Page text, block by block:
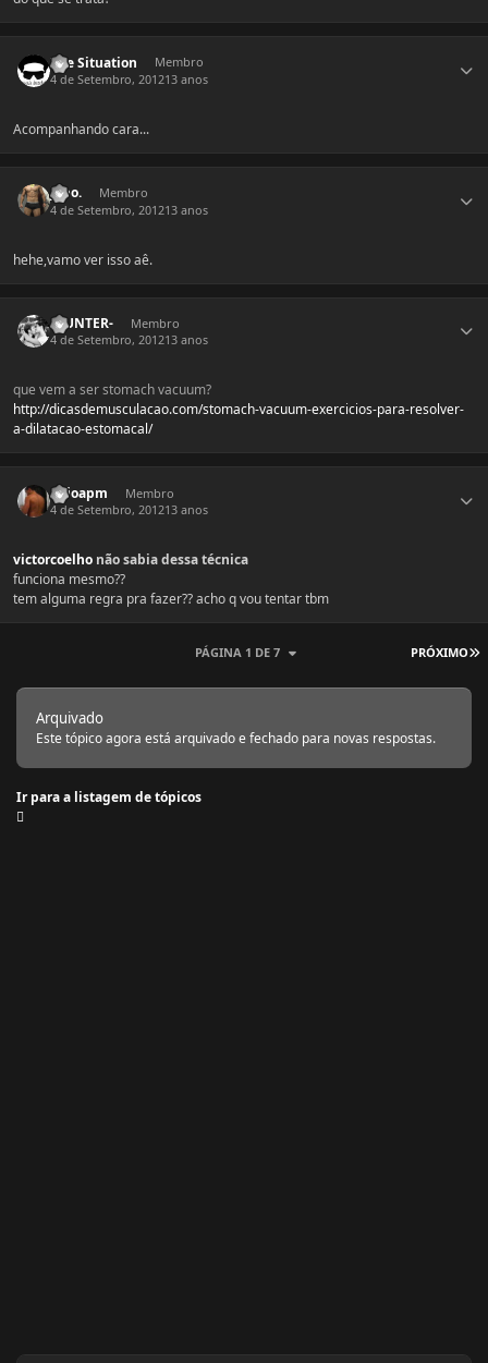
The Situation
Membro
4 de Setembro, 201213 anos
Acompanhando cara...
japo.
Membro
4 de Setembro, 201213 anos
hehe,vamo ver isso aê.
-HUNTER-
Membro
4 de Setembro, 201213 anos
que vem a ser stomach vacuum?
http://dicasdemusculacao.com/stomach-vacuum-exercicios-para-resolver-
a-dilatacao-estomacal/
Caioapm
Membro
4 de Setembro, 201213 anos
victorcoelho não sabia dessa técnica
funciona mesmo??
tem alguma regra pra fazer?? acho q vou tentar tbm
PRÓXIMO
PÁGINA 1 DE 7
Arquivado
Este tópico agora está arquivado e fechado para novas respostas.
Ir para a listagem de tópicos